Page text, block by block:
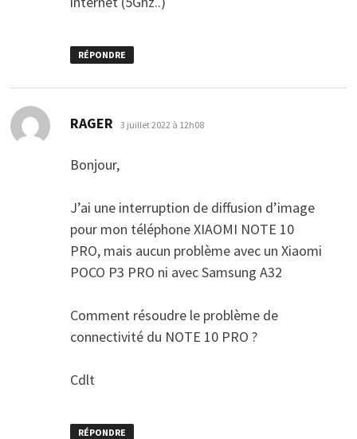
RÉPONDRE
RAGER dit :
3 juillet 2022 à 12h08
Bonjour,
J’ai une interruption de diffusion d’image
pour mon téléphone XIAOMI NOTE 10
PRO, mais aucun problème avec un Xiaomi
POCO P3 PRO ni avec Samsung A32
Comment résoudre le problème de
connectivité du NOTE 10 PRO ?
Cdlt
RÉPONDRE